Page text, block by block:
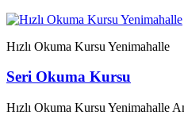
Hızlı Okuma Kursu Yenimahalle
Seri Okuma Kursu
Hızlı Okuma Kursu Yenimahalle